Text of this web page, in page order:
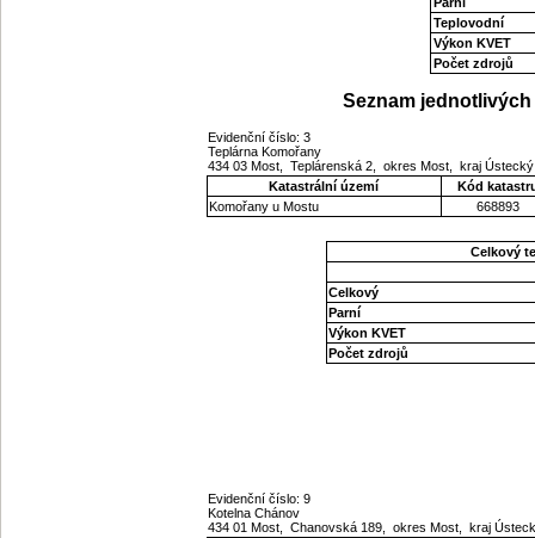
Teplovodní
Výkon KVET
Počet zdrojů
Seznam
Evidenční číslo: 3
Teplárna Komořany
434 03 Most, Teplárenská 2, okres Most, kraj
Katastrální území
Kód
Komořany u Mostu
668893
Celkový
Celkový
Parní
Výkon KVET
Počet zdrojů
Evidenční číslo: 9
Kotelna Chánov
434 01 Most, Chanovská 189, okres Most, kraj